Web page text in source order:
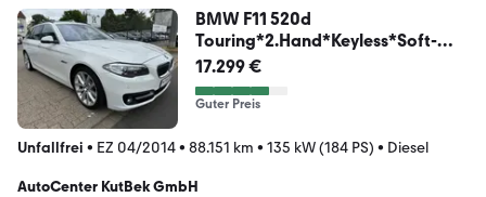
BMW F11 520d
Touring*2.Hand*Keyless*Soft-
Close*6WB
17.299 €
Guter Preis
Unfallfrei • EZ 04/2014• 88.151 km • 135 kW (184 PS) • Diesel
AutoCenter KutBek GmbH